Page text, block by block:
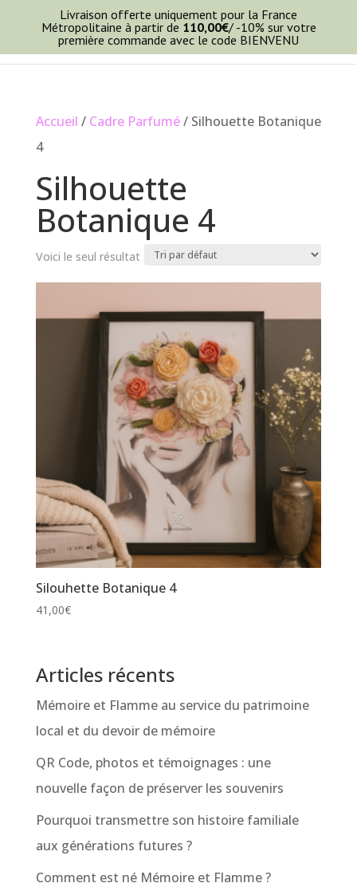
Accueil / Cadre Parfumé/ Silhouette Botanique
4
Silhouette
Botanique 4
Voici le seul résultat
Silouhette Botanique 4
41,00€
Articles récents
Mémoire et Flamme au service du patrimoine
local et du devoir de mémoire
QR Code, photos et témoignages : une
nouvelle façon de préserver les souvenirs
Pourquoi transmettre son histoire familiale
aux générations futures ?
Comment est né Mémoire et Flamme ?
Livraison offerte uniquement pour la France
Métropolitaine à partir de 110,00€/ -10% sur votre
première commande avec le code BIENVENU